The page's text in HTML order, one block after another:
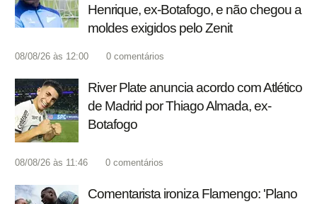
Henrique, ex-Botafogo, e não chegou a
moldes exigidos pelo Zenit
08/08/26 às 12:00 0 comentários
River Plate anuncia acordo com Atlético
de Madrid por Thiago Almada, ex-
Botafogo
08/08/26 às 11:46 0 comentários
Comentarista ironiza Flamengo: 'Plano